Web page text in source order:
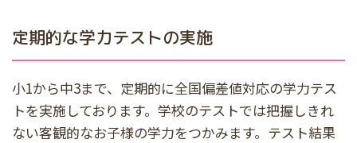
定期的な学力テストの実施
小1から中3まで、定期的に全国偏差値対応の学力テス
トを実施しております。学校のテストでは把握しきれ
ない客観的なお子様の学力をつかみます。テスト結果